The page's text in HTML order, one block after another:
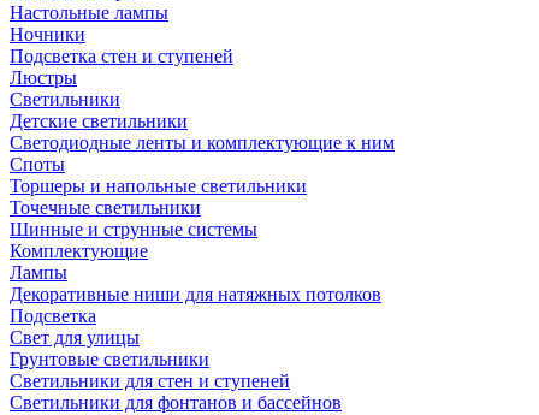
Настольные лампы
Ночники
Подсветка стен и ступеней
Люстры
Светильники
Детские светильники
Светодиодные ленты и комплектующие к ним
Споты
Торшеры и напольные светильники
Точечные светильники
Шинные и струнные системы
Комплектующие
Лампы
Декоративные ниши для натяжных потолков
Подсветка
Свет для улицы
Грунтовые светильники
Светильники для стен и ступеней
Светильники для фонтанов и бассейнов